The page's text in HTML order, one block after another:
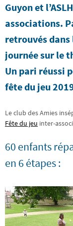
Guyon et
associations.
retrouvés
journée sur le
Un pari réussi
fête du jeu
Le club des Amies
Fête du jeu inter-
60 enfants
en 6 étapes :